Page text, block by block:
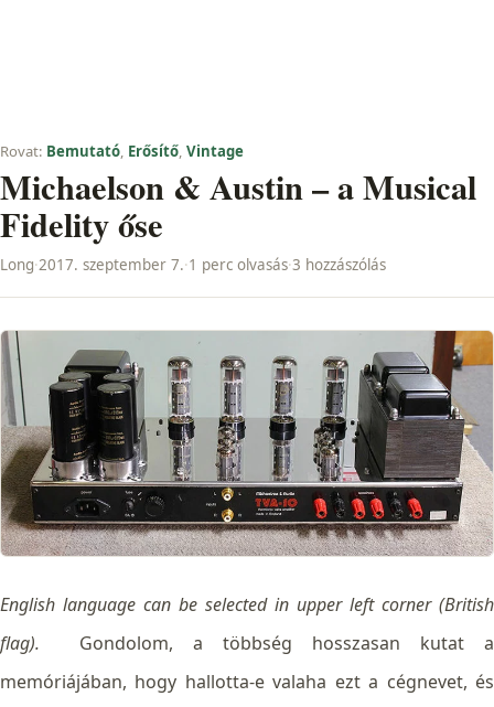
Rovat: Bemutató, Erősítő, Vintage
Michaelson & Austin – a Musical
Fidelity őse
Long·2017. szeptember 7.·1 perc olvasás·3 hozzászólás
English language can be selected in upper left corner (British
flag). Gondolom, a többség hosszasan kutat a
memóriájában, hogy hallotta-e valaha ezt a cégnevet, és